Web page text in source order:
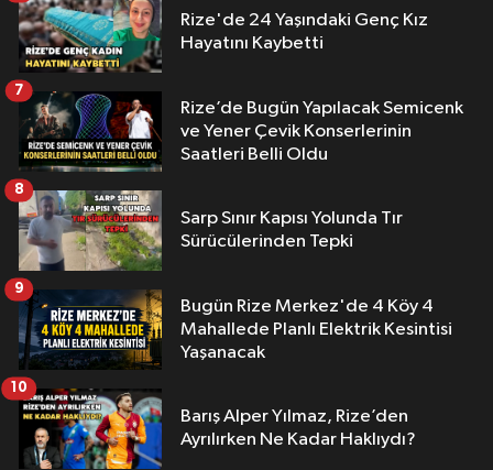
Rize'de 24 Yaşındaki Genç Kız
Hayatını Kaybetti
Rize’de Bugün Yapılacak Semicenk
ve Yener Çevik Konserlerinin
Saatleri Belli Oldu
7
Sarp Sınır Kapısı Yolunda Tır
Sürücülerinden Tepki
8
Bugün Rize Merkez'de 4 Köy 4
Mahallede Planlı Elektrik Kesintisi
Yaşanacak
9
Barış Alper Yılmaz, Rize’den
Ayrılırken Ne Kadar Haklıydı?
10